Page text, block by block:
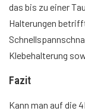
das bis zu einer
Halterungen
Klebehalterung
Fazit
Kann man auf die